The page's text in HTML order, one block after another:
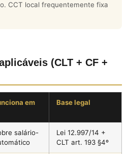
CCT local frequentemente fixa
(CLT + CF +
em
Base legal
salário-
Lei 12.997/14 +
CLT art. 193 §4º